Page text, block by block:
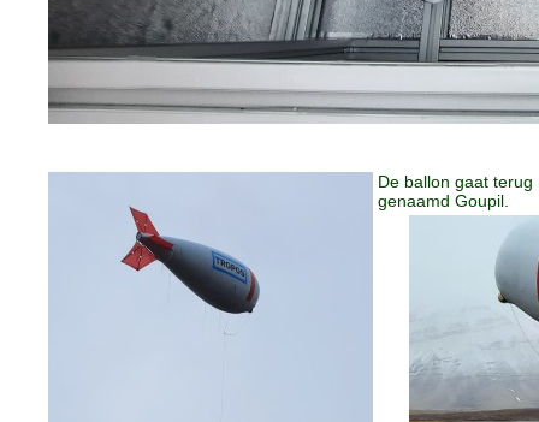
De ballon gaat
genaamd Goupil.